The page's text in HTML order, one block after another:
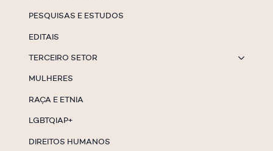
PESQUISAS E ESTUDOS
EDITAIS
TERCEIRO SETOR
MULHERES
RAÇA E ETNIA
LGBTQIAP+
DIREITOS HUMANOS